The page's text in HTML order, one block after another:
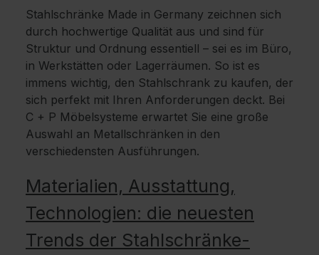
Stahlschränke Made in Germany zeichnen sich
durch hochwertige Qualität aus und sind für
Struktur und Ordnung essentiell – sei es im Büro,
in Werkstätten oder Lagerräumen. So ist es
immens wichtig, den Stahlschrank zu kaufen, der
sich perfekt mit Ihren Anforderungen deckt. Bei
C + P Möbelsysteme erwartet Sie eine große
Auswahl an Metallschränken in den
verschiedensten Ausführungen.
Materialien, Ausstattung,
Technologien: die neuesten
Trends der Stahlschränke-